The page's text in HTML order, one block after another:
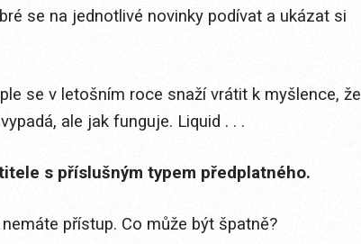
se na jednotlivé novinky podívat a ukázat si
se v letošním roce snaží vrátit k myšlence, že
ale jak funguje. Liquid . . .
s příslušným typem předplatného.
přístup. Co může být špatně?